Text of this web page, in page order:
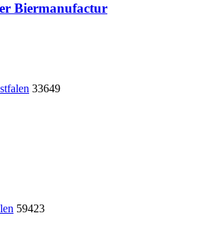
Biermanufactur
33649
59423